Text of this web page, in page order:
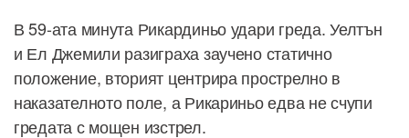
В 59-ата минута Рикардиньо удари греда. Уелтън
и Ел Джемили разиграха заучено статично
положение, вторият центрира прострелно в
наказателното поле, а Рикариньо едва не счупи
гредата с мощен изстрел.